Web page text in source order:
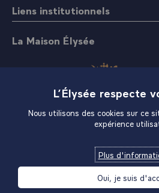
Liens institutionnels
La Maison Élysée
L’Élysée respecte
Nous utilisons des cookies sur ce
expérience
Plus
Oui, je suis